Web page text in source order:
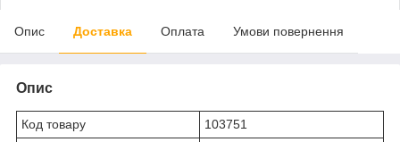
Опис Доставка Оплата Умови повернення
Опис
Код товару
103751